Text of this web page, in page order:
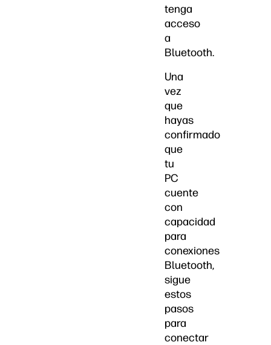
tenga
acceso
a
Bluetooth.
Una
vez
que
hayas
confirmado
que
tu
PC
cuente
con
capacidad
para
conexiones
Bluetooth,
sigue
estos
pasos
para
conectar